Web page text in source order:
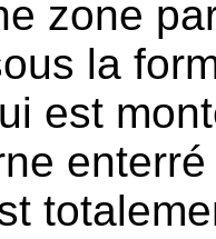
zone
la
est